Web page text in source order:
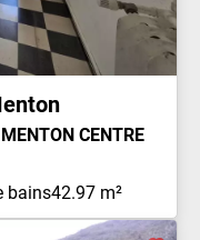
CENTRE
bains42.97 m²